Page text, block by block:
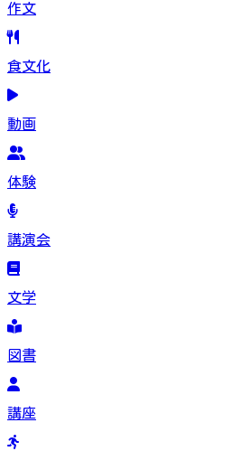
作文
食文化
動画
体験
講演会
文学
図書
講座